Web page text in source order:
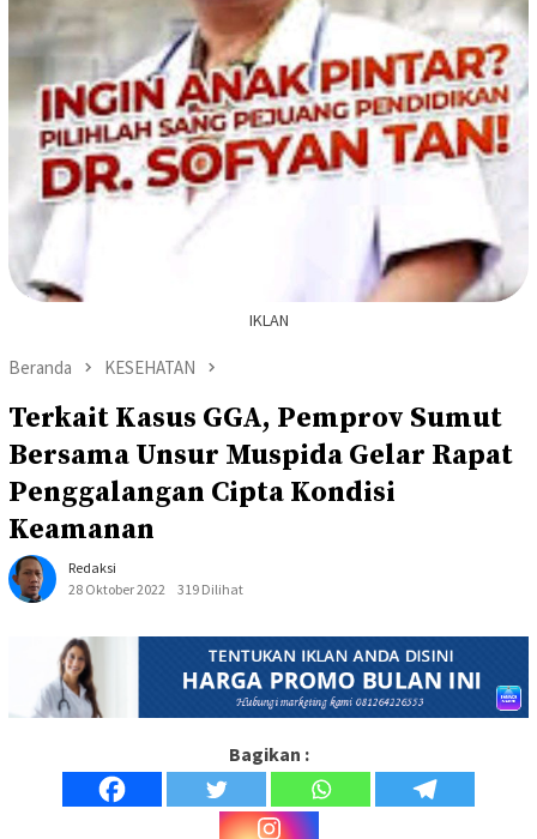
IKLAN
Beranda KESEHATAN
Terkait Kasus GGA, Pemprov Sumut
Bersama Unsur Muspida Gelar Rapat
Penggalangan Cipta Kondisi
Keamanan
Redaksi
28 Oktober 2022
319 Dilihat
Bagikan :